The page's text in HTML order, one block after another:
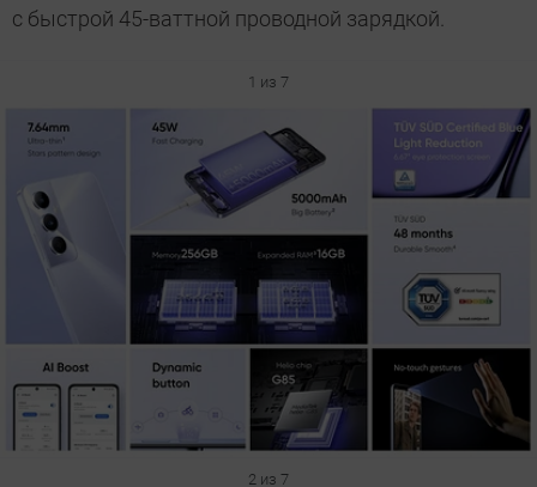
с быстрой 45-ваттной проводной зарядкой.
1 из 7
2 из 7